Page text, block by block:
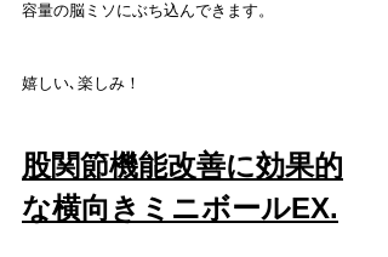
容量の脳ミソにぶち込んできます。
嬉しい､楽しみ！
股関節機能改善に効果的
な横向きミニボールEX.